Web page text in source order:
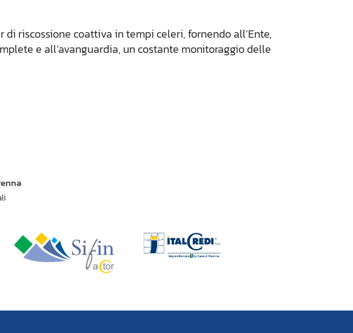
di riscossione coattiva in tempi celeri, fornendo all’Ente,
e all’avanguardia, un costante monitoraggio delle